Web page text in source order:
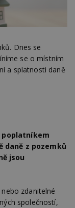
Dnes se
se o místním
a splatnosti daně
poplatníkem
daně z pozemků
jsou
zdanitelné
společností,